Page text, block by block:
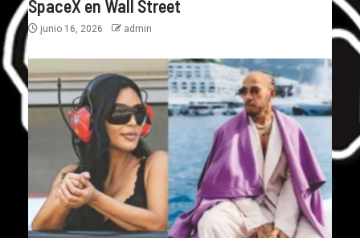
SpaceX en Wall Street
junio 16, 2026 admin